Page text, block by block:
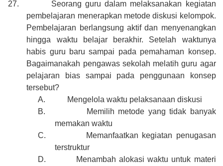
27.
Seorang guru dalam melaksanakan kegiatan
pembelajaran menerapkan metode diskusi kelompok.
Pembelajaran berlangsung aktif dan menyenangkan
hingga waktu belajar berakhir. Setelah waktunya
habis guru baru sampai pada pemahaman konsep.
Bagaimanakah pengawas sekolah melatih guru agar
pelajaran bias sampai pada penggunaan konsep
tersebut?
A.
Mengelola waktu pelaksanaan diskusi
B.
Memilih metode yang tidak banyak
memakan waktu
C.
Memanfaatkan kegiatan penugasan
terstruktur
D.
Menambah alokasi waktu untuk materi